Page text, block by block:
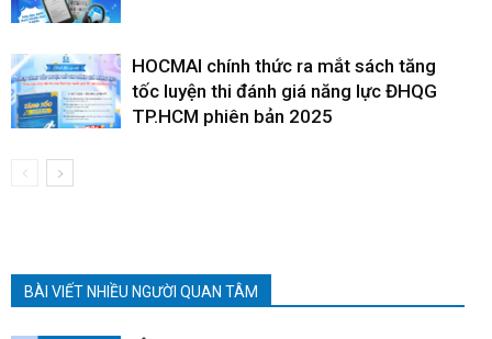
HOCMAI chính thức ra mắt sách tăng
tốc luyện thi đánh giá năng lực ĐHQG
TP.HCM phiên bản 2025
BÀI VIẾT NHIỀU NGƯỜI QUAN TÂM